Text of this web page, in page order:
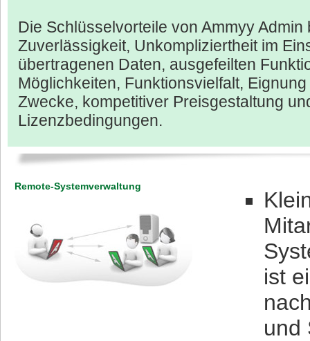
Die Schlüsselvorteile von Ammyy Admin
Zuverlässigkeit, Unkompliziertheit im
übertragenen Daten, ausgefeilten
Möglichkeiten, Funktionsvielfalt,
Zwecke, kompetitiver Preisgestaltung
Lizenzbedingungen.
Remote-Systemverwaltung
ist
und